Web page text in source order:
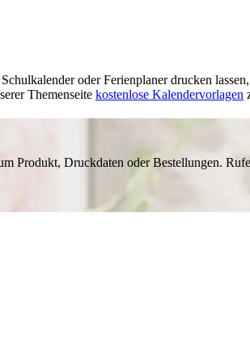
oder Ferienplaner drucken
Themenseite kostenlose Kalendervorlagen
Produkt, Druckdaten oder Bestellungen.